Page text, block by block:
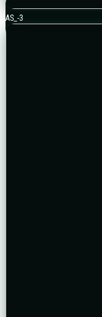
AS_-3